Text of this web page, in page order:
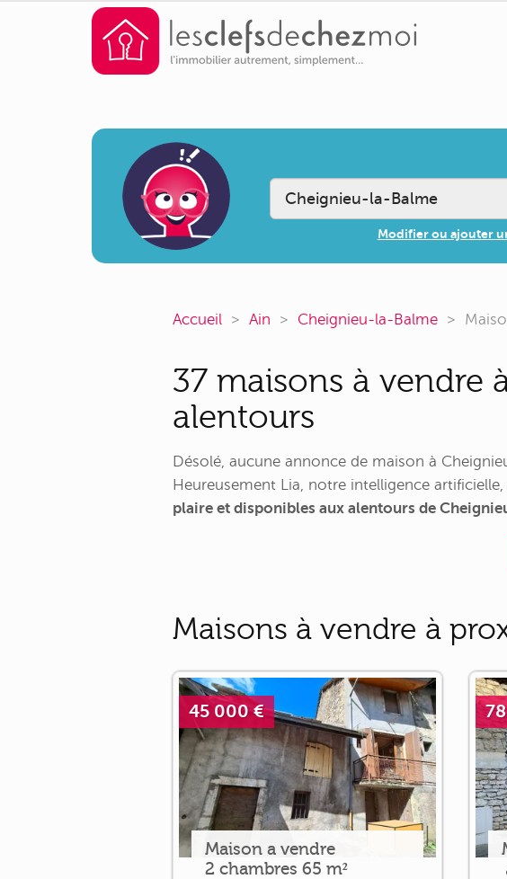
Modifier ou ajouter
Accueil Ain Cheignieu-la-Balme
37 maisons à vendre
alentours
Désolé, aucune annonce de maison à
Heureusement Lia, notre intelligence
plaire et disponibles aux alentours de
Maisons à vendre à
45 000 €
Maison a vendre
2 chambres 65 m²